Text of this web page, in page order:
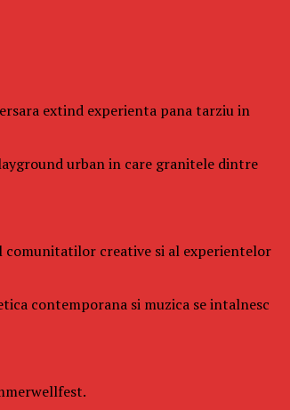
extind experienta pana tarziu in
urban in care granitele dintre
creative si al experientelor
contemporana si muzica se intalnesc